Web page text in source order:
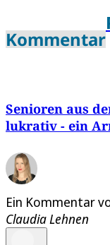
Kommentar
Senioren aus
lukrativ - ein
Ein Kommentar
Claudia Lehnen